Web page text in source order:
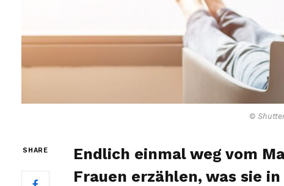
©
SHARE
Endlich einmal weg vom
Frauen erzählen, was sie